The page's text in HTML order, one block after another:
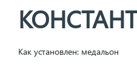
Как установлен: медальон